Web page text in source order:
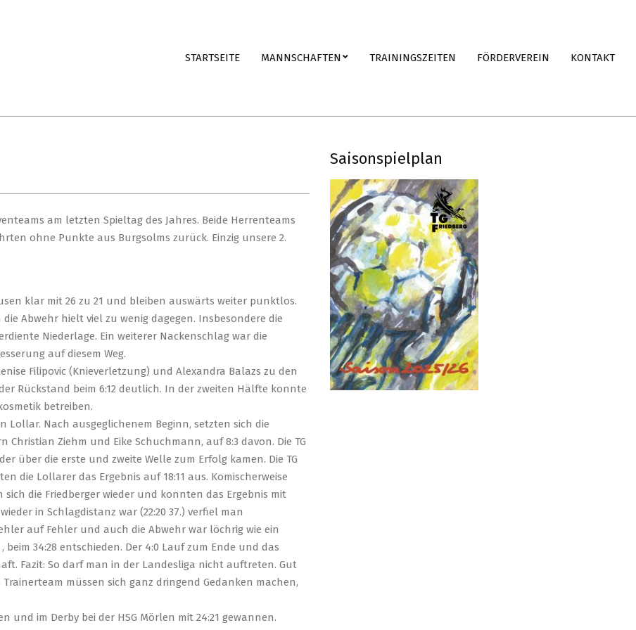
STARTSEITE MANNSCHAFTEN TRAININGSZEITEN FÖRDERVEREIN KONTAKT
am letzten Spieltag des Jahres. Beide Herrenteams
ohne Punkte aus Burgsolms zurück. Einzig unsere 2.
klar mit 26 zu 21 und bleiben auswärts weiter punktlos.
Abwehr hielt viel zu wenig dagegen. Insbesondere die
Niederlage. Ein weiterer Nackenschlag war die
auf diesem Weg.
Filipovic (Knieverletzung) und Alexandra Balazs zu den
Rückstand beim 6:12 deutlich. In der zweiten Hälfte konnte
betreiben.
Nach ausgeglichenem Beginn, setzten sich die
Ziehm und Eike Schuchmann, auf 8:3 davon. Die TG
über die erste und zweite Welle zum Erfolg kamen. Die TG
die Lollarer das Ergebnis auf 18:11 aus. Komischerweise
die Friedberger wieder und konnten das Ergebnis mit
in Schlagdistanz war (22:20 37.) verfiel man
auf Fehler und auch die Abwehr war löchrig wie ein
beim 34:28 entschieden. Der 4:0 Lauf zum Ende und das
Fazit: So darf man in der Landesliga nicht auftreten. Gut
müssen sich ganz dringend Gedanken machen,
und im Derby bei der HSG Mörlen mit 24:21 gewannen.
Saisonspielplan